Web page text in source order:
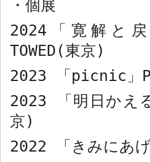
・個展
2024 「寛解と
TOWED(東京)
2023
「 picnic 」
2023
「明日か
京)
2022
「きみにあ